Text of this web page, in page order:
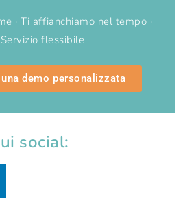
· Ti affianchiamo nel tempo ·
Servizio flessibile
demo personalizzata
social: